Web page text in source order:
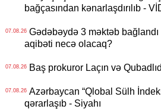
bağçasından kənarlaşdırılıb -
07.08.26Gədəbəydə 3 məktəb
aqibəti necə olacaq?
07.08.26Baş prokuror Laçın və
07.08.26Azərbaycan “Qlobal Sülh
qərarlaşıb - Siyahı